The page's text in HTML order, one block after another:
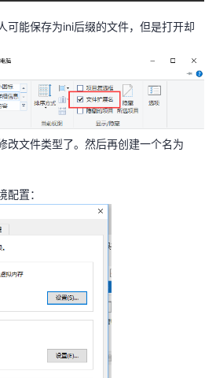
可能保存为ini后缀的文件，但是打开却
改文件类型了。然后再创建一个名为
置：